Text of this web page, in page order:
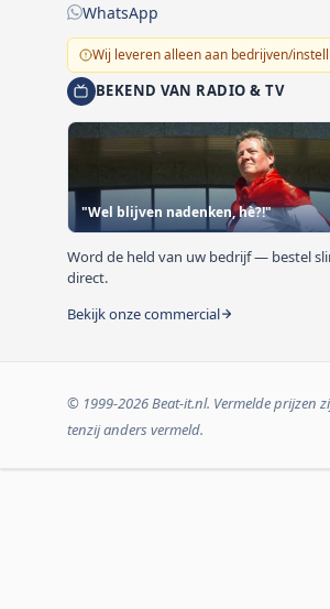
WhatsApp
Wij leveren alleen aan bedrijven/
BEKEND VAN RADIO & TV
"Wel blijven nadenken, hè?!"
Word de held van uw bedrijf — bestel
direct.
Bekijk onze commercial
© 1999-2026 Beat-it.nl. Vermelde prijzen
tenzij anders vermeld.